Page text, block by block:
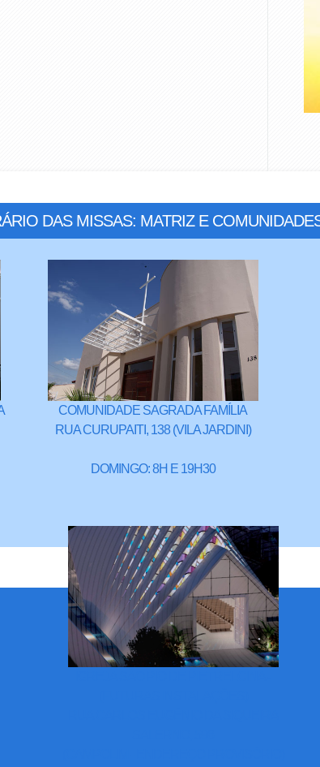
DAS MISSAS: MATRIZ E
COMUNIDADE SAGRADA FAMÍLIA
RUA CURUPAITI, 138 (VILA JARDINI)
DOMINGO: 8H E 19H30